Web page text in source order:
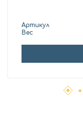
Артикул
Вес